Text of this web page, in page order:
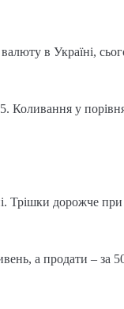
в Україні,
у
Трішки дорожче
а продати – за